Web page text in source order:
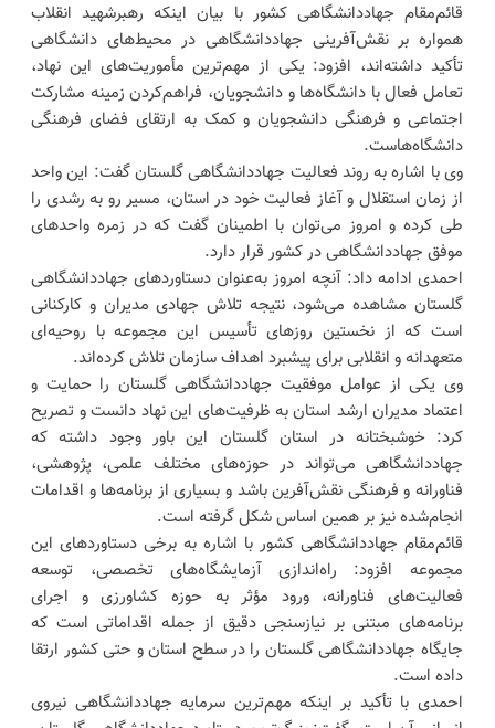
قائم‌مقام جهاددانشگاهی کشور با بیان اینکه رهبرشهید انقلاب
همواره بر نقش‌آفرینی جهاددانشگاهی در محیط‌های دانشگاهی
تأکید داشته‌اند، افزود: یکی از مهم‌ترین مأموریت‌های این نهاد،
تعامل فعال با دانشگاه‌ها و دانشجویان، فراهم‌کردن زمینه مشارکت
اجتماعی و فرهنگی دانشجویان و کمک به ارتقای فضای فرهنگی
دانشگاه‌هاست.
وی با اشاره به روند فعالیت جهاددانشگاهی گلستان گفت: این واحد
از زمان استقلال و آغاز فعالیت خود در استان، مسیر رو به رشدی را
طی کرده و امروز می‌توان با اطمینان گفت که در زمره واحدهای
موفق جهاددانشگاهی در کشور قرار دارد.
احمدی ادامه داد: آنچه امروز به‌عنوان دستاوردهای جهاددانشگاهی
گلستان مشاهده می‌شود، نتیجه تلاش جهادی مدیران و کارکنانی
است که از نخستین روزهای تأسیس این مجموعه با روحیه‌ای
متعهدانه و انقلابی برای پیشبرد اهداف سازمان تلاش کرده‌اند.
وی یکی از عوامل موفقیت جهاددانشگاهی گلستان را حمایت و
اعتماد مدیران ارشد استان به ظرفیت‌های این نهاد دانست و تصریح
کرد: خوشبختانه در استان گلستان این باور وجود داشته که
جهاددانشگاهی می‌تواند در حوزه‌های مختلف علمی، پژوهشی،
فناورانه و فرهنگی نقش‌آفرین باشد و بسیاری از برنامه‌ها و اقدامات
انجام‌شده نیز بر همین اساس شکل گرفته است.
قائم‌مقام جهاددانشگاهی کشور با اشاره به برخی دستاوردهای این
مجموعه افزود: راه‌اندازی آزمایشگاه‌های تخصصی، توسعه
فعالیت‌های فناورانه، ورود مؤثر به حوزه کشاورزی و اجرای
برنامه‌های مبتنی بر نیازسنجی دقیق از جمله اقداماتی است که
جایگاه جهاددانشگاهی گلستان را در سطح استان و حتی کشور ارتقا
داده است.
احمدی با تأکید بر اینکه مهم‌ترین سرمایه جهاددانشگاهی نیروی